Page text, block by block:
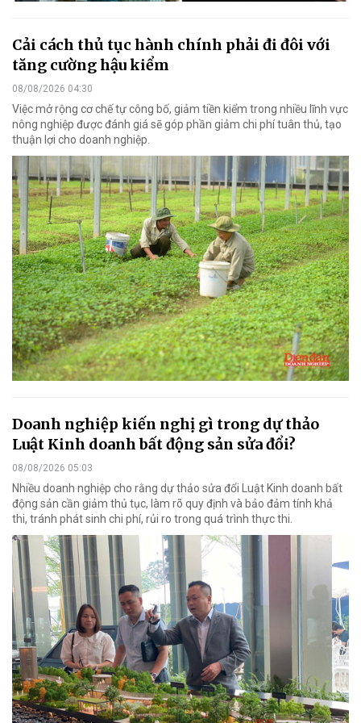
Cải cách thủ tục hành chính phải đi đôi với
tăng cường hậu kiểm
08/08/2026 04:30
Việc mở rộng cơ chế tự công bố, giảm tiền kiểm trong nhiều lĩnh vực
nông nghiệp được đánh giá sẽ góp phần giảm chi phí tuân thủ, tạo
thuận lợi cho doanh nghiệp.
Doanh nghiệp kiến nghị gì trong dự thảo
Luật Kinh doanh bất động sản sửa đổi?
08/08/2026 05:03
Nhiều doanh nghiệp cho rằng dự thảo sửa đổi Luật Kinh doanh bất
động sản cần giảm thủ tục, làm rõ quy định và bảo đảm tính khả
thi, tránh phát sinh chi phí, rủi ro trong quá trình thực thi.